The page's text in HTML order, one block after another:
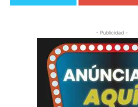
- Publicidad -